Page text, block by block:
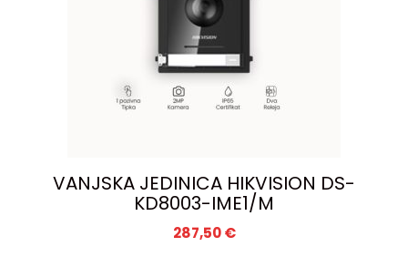
VANJSKA JEDINICA HIKVISION DS-
KD8003-IME1/M
287,50€